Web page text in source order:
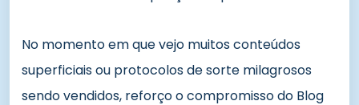
No momento em que vejo muitos conteúdos
superficiais ou protocolos de sorte milagrosos
sendo vendidos, reforço o compromisso do Blog